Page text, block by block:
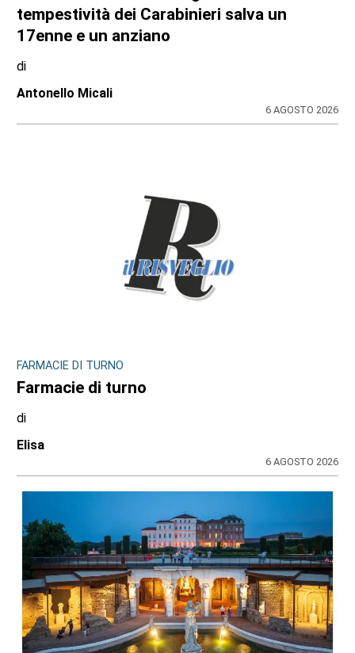
tempestività dei Carabinieri salva un
17enne e un anziano
di
Antonello Micali
6 AGOSTO 2026
FARMACIE DI TURNO
Farmacie di turno
di
Elisa
6 AGOSTO 2026